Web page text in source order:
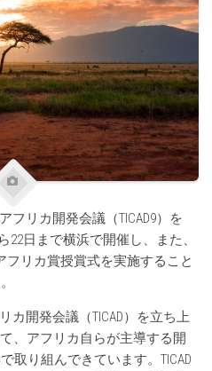
フリカ開発会議（TICAD9）を
22日まで横浜で開催し、また、
フリカ賞授賞式を実施すること
カ開発会議（TICAD）を立ち上
、アフリカ自らが主導する開
取り組んできています。TICAD